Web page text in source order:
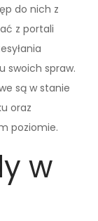
do nich z
z portali
swoich spraw.
są w stanie
oraz
poziomie.
w